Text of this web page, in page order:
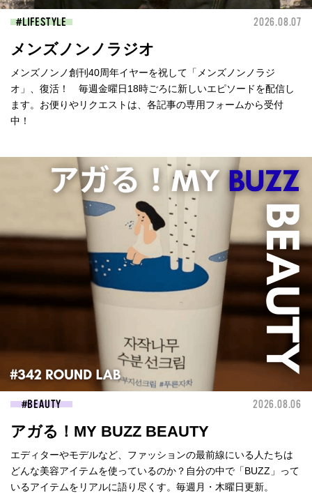
LIFESTYLE 2026.08.07
メンズノンノラジオ
メンズノンノ創刊40周年イヤーを祝して「メンズノンノラジ
オ」、復活！ 毎週金曜日18時ごろに新しいエピソードを配信し
ます。お便りやリクエストは、各記事の専用フォームから受付
中！
BEAUTY 2026.08.06
アガる！MY BUZZ BEAUTY
エディターやモデルなど、ファッションの最前線にいる人たちは
どんな美容アイテムを使っているのか？自分の中で「BUZZ」って
いるアイテムをリアルに語り尽くす。毎週月・木曜日更新。